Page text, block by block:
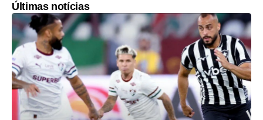
Últimas notícias